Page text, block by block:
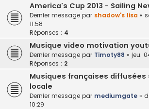
America's Cup 2013 - Sailing
Dernier message par shadow's lisa «
11:58
Réponses : 4
Musique video motivation
Dernier message par Timoty88 « jeu.
Réponses : 2
Musiques françaises diffusées
locale
Dernier message par mediumgate «
10:29